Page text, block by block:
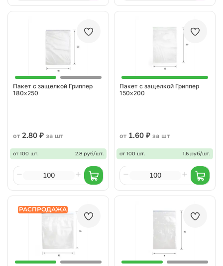
Пакет с защелкой Гриппер
180х250
от 2.80 ₽ за шт
от 100 шт. 2.8 руб/шт.
Пакет с защелкой Гриппер
150х200
от 1.60 ₽ за шт
от 100 шт. 1.6 руб/шт.
РАСПРОДАЖА